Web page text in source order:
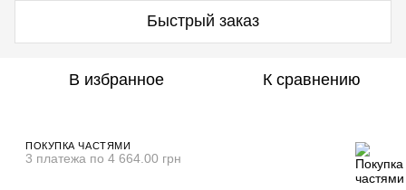
Быстрый заказ
В избранное К сравнению
ПОКУПКА ЧАСТЯМИ
3 платежа по 4 664.00 грн